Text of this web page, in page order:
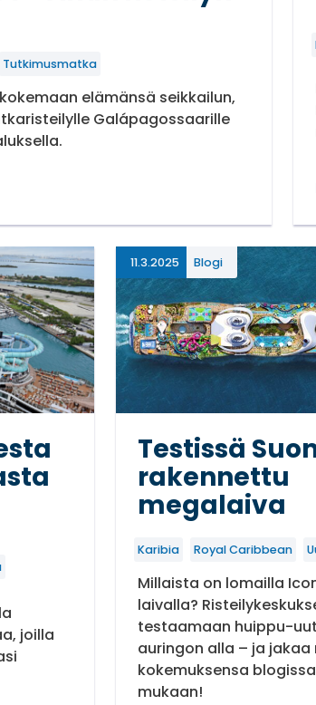
Tutkimusmatka
elämänsä seikkailun,
Galápagossaarille
kohokohdat
joilla
11.3.2025 Blogi
Testissä
rakennettu
megalaiva
Karibia Royal Caribbean
Millaista on lomailla
laivalla?
testaamaan huippu-
auringon alla – ja jakaa
kokemuksensa
mukaan!